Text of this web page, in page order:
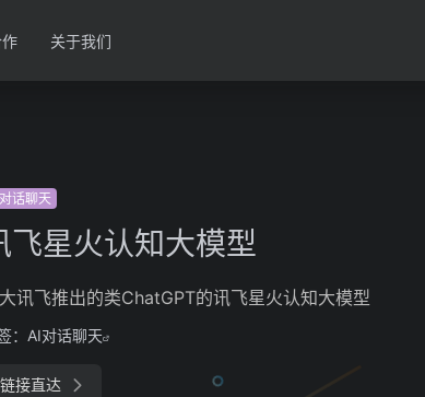
关于我们
话聊天
飞星火认知大模型
讯飞推出的类ChatGPT的讯飞星火认知大模型
： AI对话聊天
链接直达